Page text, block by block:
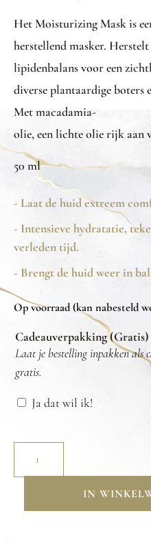
Het Moisturizing Mask is
herstellendmasker. Herstelt
lipidenbalansvooreen
diverseplantaardigeboters
Met macadamia-
olie, eenlichteolierijkaan
50 ml
- Laat de huid extreem
- Intensieve hydratatie,
verleden tijd.
- Brengt de huid weer in
Op voorraad (kan nabesteld
Cadeauverpakking (Gratis)
Laat je bestelling inpakken als
gratis.
Ja dat wil ik!
IN